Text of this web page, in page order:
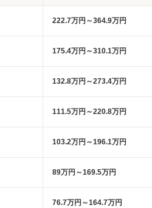
222.7万円～364.9万円
175.4万円～310.1万円
132.8万円～273.4万円
111.5万円～220.8万円
103.2万円～196.1万円
89万円～169.5万円
76.7万円～164.7万円